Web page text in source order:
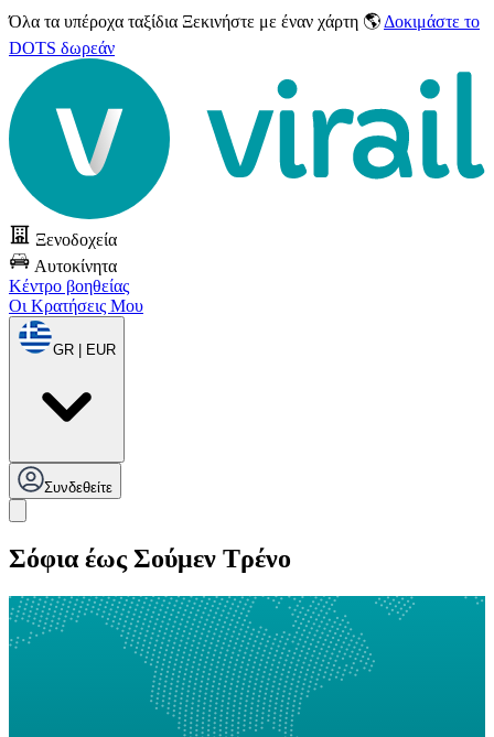
Όλα τα υπέροχα ταξίδια Ξεκινήστε με έναν χάρτη 🌎 Δοκιμάστε το
DOTS δωρεάν
Ξενοδοχεία
Αυτοκίνητα
Κέντρο βοηθείας
Οι Κρατήσεις Μου
GR | EUR
Συνδεθείτε
Σόφια έως Σούμεν Τρένο